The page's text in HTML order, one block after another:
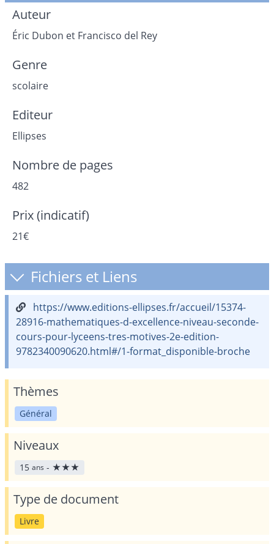
Auteur
Éric Dubon et Francisco del Rey
Genre
scolaire
Editeur
Ellipses
Nombre de pages
482
Prix (indicatif)
21€
Fichiers et Liens
https://www.editions-ellipses.fr/accueil/15374-
28916-mathematiques-d-excellence-niveau-seconde-
cours-pour-lyceens-tres-motives-2e-edition-
9782340090620.html#/1-format_disponible-broche
Thèmes
Général
Niveaux
15 ans - ★★★
Type de document
Livre